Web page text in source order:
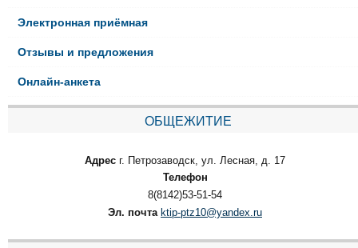
Электронная приёмная
Отзывы и предложения
Онлайн-анкета
ОБЩЕЖИТИЕ
Адрес г. Петрозаводск, ул. Лесная, д. 17
Телефон
8(8142)53-51-54
Эл. почта ktip-ptz10@yandex.ru